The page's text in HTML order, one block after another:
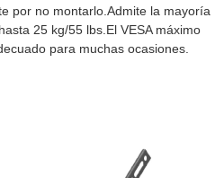
por no montarlo.Admite la mayoría
25 kg/55 lbs.El VESA máximo
para muchas ocasiones.